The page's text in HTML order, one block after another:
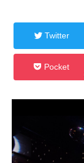
Twitter
Pocket